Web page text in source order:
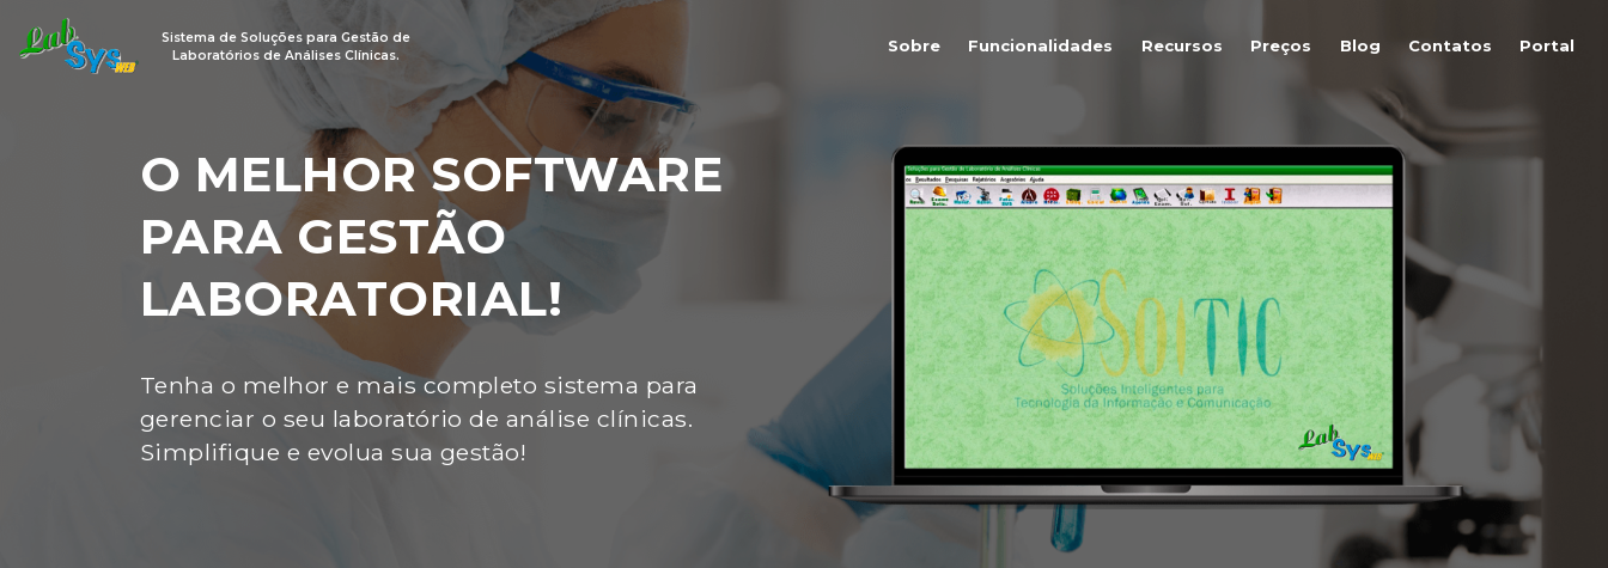
Sistema de Soluções para Gestão de
Laboratórios de Análises Clínicas.
Sobre Funcionalidades Recursos Preços Blog Contatos Portal
O MELHOR SOFTWARE
PARA GESTÃO
LABORATORIAL!
Tenha o melhor e mais completo sistema para
gerenciar o seu laboratório de análise clínicas.
Simplifique e evolua sua gestão!